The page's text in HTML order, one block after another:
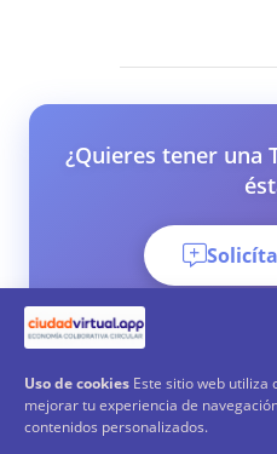
Uso de cookies Este sitio web utiliza
mejorar tu experiencia de
contenidos personalizados.
¿Quieres tener una